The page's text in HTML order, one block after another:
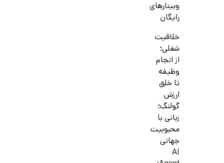
وبینارهای
رایگان
خلاقیت
شغلی؛
از انجام
وظیفه
تا خلق
ارزش
گولنگ؛
زبانی با
محبوبیت
جهانی
AI